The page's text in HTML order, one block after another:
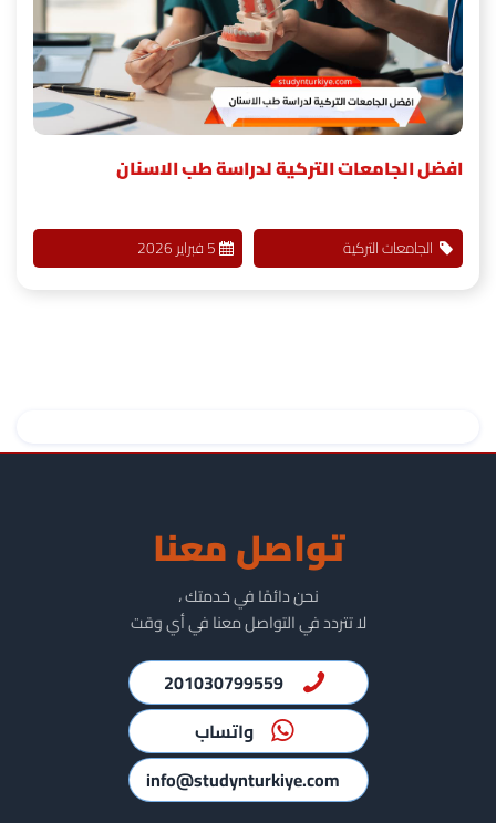
افضل الجامعات التركية لدراسة طب الاسنان
الجامعات التركية 5 فبراير 2026
تواصل معنا
نحن دائمًا في خدمتك ،
لا تتردد في التواصل معنا في أي وقت
201030799559
واتساب
info@studynturkiye.com